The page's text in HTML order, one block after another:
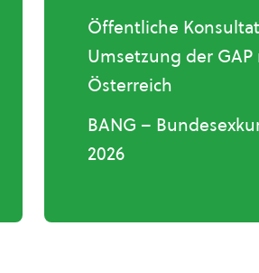
Öffentliche
Umsetzung der GAP
Österreich
BANG –
2026